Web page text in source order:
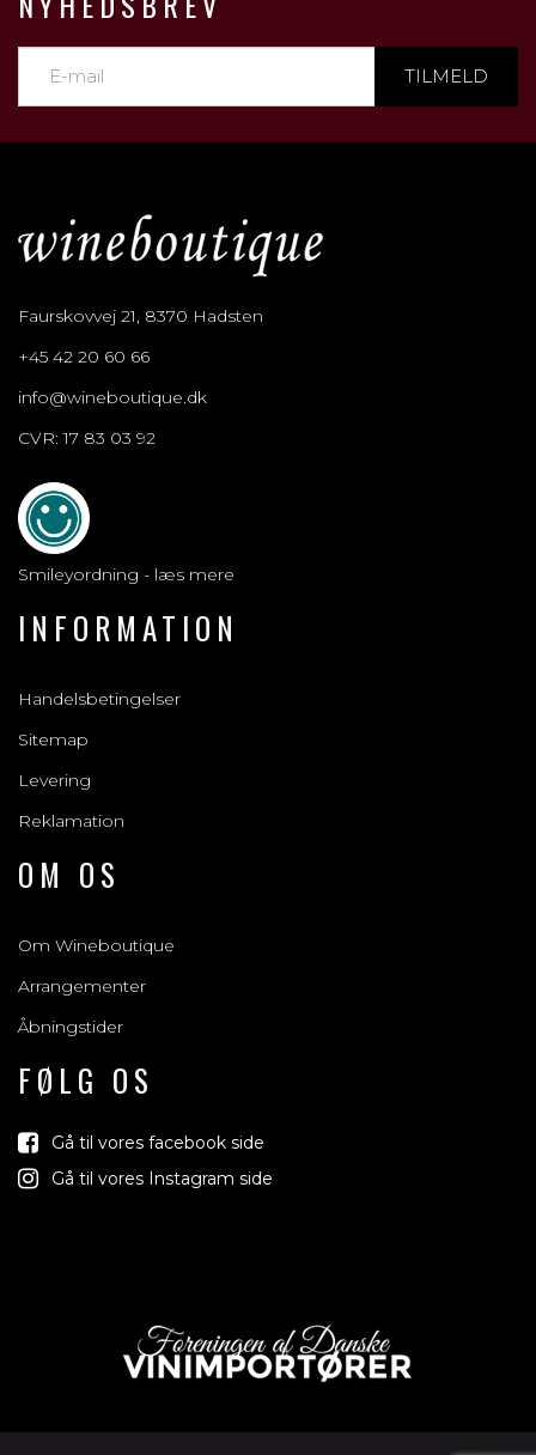
TILMELD
Faurskovvej 21, 8370 Hadsten
+45 42 20 60 66
info@wineboutique.dk
CVR: 17 83 03 92
Smileyordning - læs mere
INFORMATION
Handelsbetingelser
Sitemap
Levering
Reklamation
OM OS
Om Wineboutique
Arrangementer
Åbningstider
FØLG OS
Gå til vores facebook side
Gå til vores Instagram side